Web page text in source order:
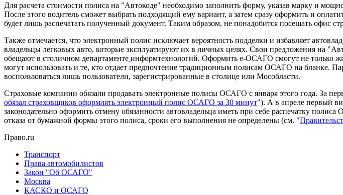
Для расчета стоимости полиса на "Автокоде" необходимо заполнить форму, указав марку и
После этого водитель сможет выбрать подходящий ему вариант, а затем сразу оформить и
будет лишь распечатать полученный документ. Таким образом, не понадобится посещать офис
Также отмечается, что электронный полис исключает вероятность подделки и избавляет
владельцы легковых авто, которые эксплуатируют их в личных целях. Свои предложения на
обещают в столичном департаменте информтехнологий. Оформить е-ОСАГО смогут не только
могут использовать и те, кто отдает предпочтение традиционным полисам ОСАГО на бланке.
воспользоваться лишь пользователи, зарегистрированные в столице или Мособласти.
Страховые компании обязали продавать электронные полисы ОСАГО с января этого года. За
обязал страховщиков оформлять электронный полис ОСАГО за 30 минут"). А в апреле первый
законодательно оформить отмену обязанности автовладельца иметь при себе распечатку
отказа от бумажной формы этого полиса, сроки его выполнения не определены (см. "
Право.ru
Транспорт
Права автомобилистов
Закон "Об ОСАГО"
Москва
КАСКО и ОСАГО